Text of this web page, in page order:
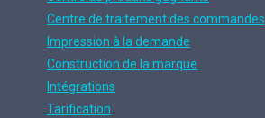
Centre de traitement des commandes
Impression à la demande
Construction de la marque
Intégrations
Tarification